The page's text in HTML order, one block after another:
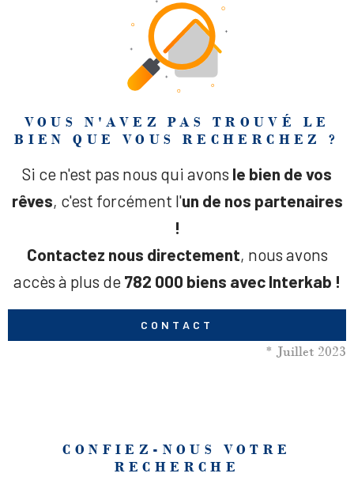
VOUS N'AVEZ PAS TROUVÉ LE
BIEN QUE VOUS RECHERCHEZ ?
Si ce n'est pas nous qui avons le bien de vos
rêves, c'est forcément l'un de nos partenaires
!
Contactez nous directement, nous avons
accès à plus de 782 000 biens avec Interkab !
CONTACT
* Juillet 2023
CONFIEZ-NOUS VOTRE
RECHERCHE